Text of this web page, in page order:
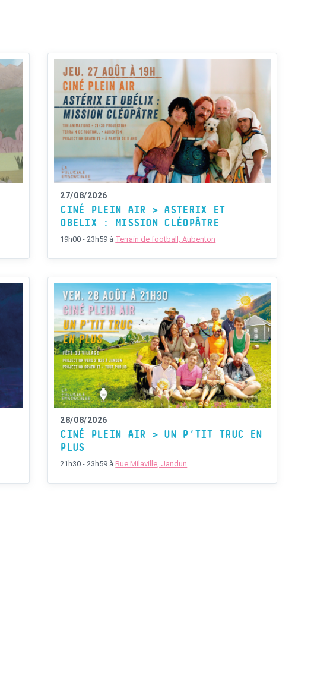
27/08/2026
CINÉ PLEIN AIR > ASTERIX ET
OBELIX : MISSION CLÉOPÂTRE
19h00 - 23h59 à Terrain de football, Aubenton
28/08/2026
CINÉ PLEIN AIR > UN P’TIT TRUC EN
PLUS
21h30 - 23h59 à Rue Milaville, Jandun